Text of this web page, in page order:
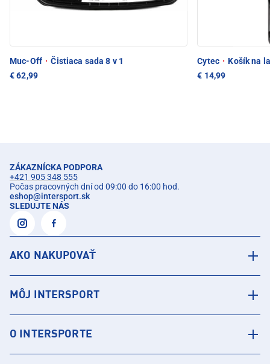
Muc-Off · Čistiaca sada 8 v 1
€ 62,99
Cytec · Košík na
€ 14,99
ZÁKAZNÍCKA PODPORA
+421 905 348 555
Počas pracovných dní od 09:00 do 16:00 hod.
eshop@intersport.sk
SLEDUJTE NÁS
AKO NAKUPOVAŤ
MÔJ INTERSPORT
O INTERSPORTE